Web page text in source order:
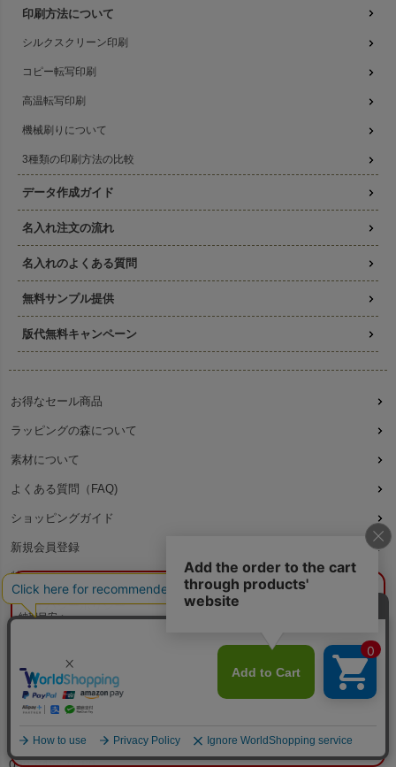
概算合計 ¥0 閉じる
納期目安：—
本体色：
印刷位置：選択してください
印刷色：—
本体代：¥0
印刷代：¥0
印刷方法について
シルクスクリーン印刷
コピー転写印刷
高温転写印刷
機械刷りについて
3種類の印刷方法の比較
データ作成ガイド
名入れ注文の流れ
名入れのよくある質問
無料サンプル提供
版代無料キャンペーン
お得なセール商品
ラッピングの森について
素材について
よくある質問（FAQ)
ショッピングガイド
新規会員登録
特定商取引法に基づく表記
プライバシーポリシー
特集ページ 一覧
株式会社 テンネット
大阪府大阪市天王寺区上本町7丁目2-23-5B2